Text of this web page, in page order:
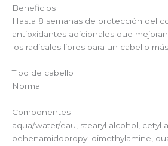
Beneficios
Hasta 8 semanas de protección del
antioxidantes adicionales que
los radicales libres para un cabello
Tipo de cabello
Normal
Componentes
aqua/water/eau, stearyl alcohol, cetyl
behenamidopropyl dimethylamine,